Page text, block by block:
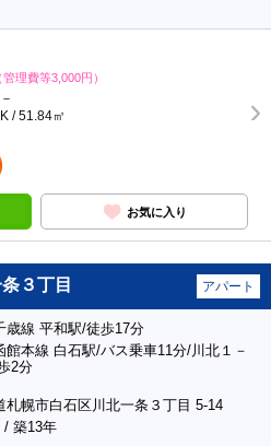
管理費等3,000円）
/ 51.84㎡
お気に入り
３丁目 アパート
歳線 平和駅/徒歩17分
館本線 白石駅/バス乗車11分/川北１－
2分
札幌市白石区川北一条３丁目 5-14
/ 築13年